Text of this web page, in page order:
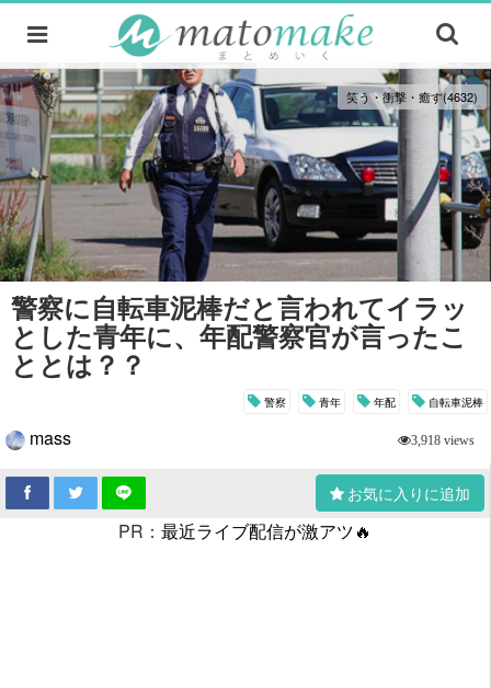
笑う・衝撃・癒す(4632)
警察に自転車泥棒だと言われてイラッ
とした青年に、年配警察官が言ったこ
ととは？？
警察 青年 年配 自転車泥棒
mass 3,918 views
お気に入りに追加
PR： 最近ライブ配信が激アツ🔥